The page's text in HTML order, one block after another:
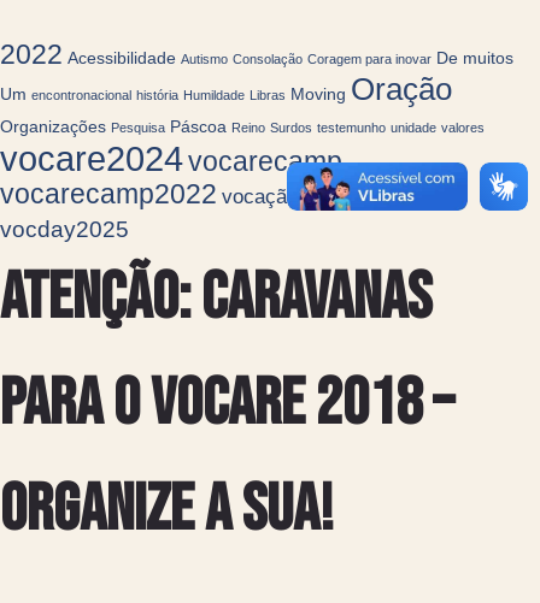
2022 Acessibilidade Autismo Consolação Coragem para inovar De muitos
Um encontronacional história Humildade Libras Moving Oração
Organizações Pesquisa Páscoa Reino Surdos testemunho unidade valores
vocare2024vocarecamp
vocarecamp2022 vocação VocDay VocDay
vocday2025
Atenção: Caravanas
para o Vocare 2018 –
Organize a sua!